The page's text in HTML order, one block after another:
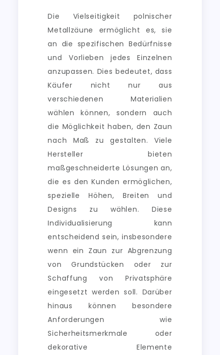
Die Vielseitigkeit polnischer
Metallzäune ermöglicht es, sie
an die spezifischen Bedürfnisse
und Vorlieben jedes Einzelnen
anzupassen. Dies bedeutet, dass
Käufer nicht nur aus
verschiedenen Materialien
wählen können, sondern auch
die Möglichkeit haben, den Zaun
nach Maß zu gestalten. Viele
Hersteller bieten
maßgeschneiderte Lösungen an,
die es den Kunden ermöglichen,
spezielle Höhen, Breiten und
Designs zu wählen. Diese
Individualisierung kann
entscheidend sein, insbesondere
wenn ein Zaun zur Abgrenzung
von Grundstücken oder zur
Schaffung von Privatsphäre
eingesetzt werden soll. Darüber
hinaus können besondere
Anforderungen wie
Sicherheitsmerkmale oder
dekorative Elemente